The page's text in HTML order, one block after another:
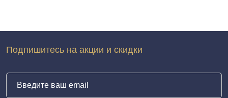
Подпишитесь на акции и скидки